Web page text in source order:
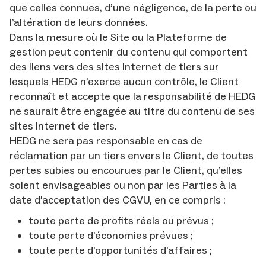
que celles connues, d’une négligence, de la perte ou
l’altération de leurs données.
Dans la mesure où le Site ou la Plateforme de
gestion peut contenir du contenu qui comportent
des liens vers des sites Internet de tiers sur
lesquels HEDG n’exerce aucun contrôle, le Client
reconnaît et accepte que la responsabilité de HEDG
ne saurait être engagée au titre du contenu de ses
sites Internet de tiers.
HEDG ne sera pas responsable en cas de
réclamation par un tiers envers le Client, de toutes
pertes subies ou encourues par le Client, qu’elles
soient envisageables ou non par les Parties à la
date d’acceptation des CGVU, en ce compris :
toute perte de profits réels ou prévus ;
toute perte d’économies prévues ;
toute perte d’opportunités d’affaires ;